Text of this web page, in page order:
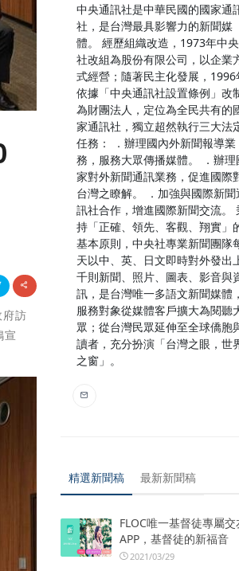
訪
宣
中央通訊社是中華民國的國家通
社，是台灣最具影響力的新聞媒
體。 經歷組織改造，1973年中央
社改組為股份有限公司，以企業
式經營；隨著民主化發展，1996
依據「中央通訊社設置條例」改
為財團法人，定位為全民共有的
家通訊社，獨立超然執行三大法
任務： ．辦理國內外新聞報導業
務，服務大眾傳播媒體。 ．辦理
家對外新聞通訊業務，促進國際
台灣之瞭解。 ．加強與國際新聞
訊社合作，增進國際新聞交流。
持「正確、領先、客觀、翔實」
基本原則，中央社專業新聞團隊
天以中、英、日文即時對外發出
千則新聞、照片、圖表、影音與
訊，是台灣唯一多語文新聞媒體，
服務對象從媒體客戶擴大為閱聽
眾；從台灣民眾延伸至全球僑胞
讀者，充分扮演「台灣之眼，世
之窗」。
精選新聞稿 最新新聞稿
FLOC唯一基督徒專屬交
APP，基督徒的新福音
2021/03/29